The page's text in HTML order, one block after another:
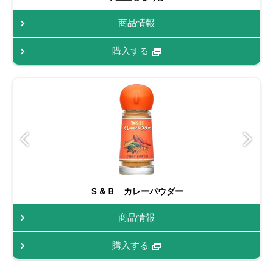
商品情報
購入する
Ｓ＆Ｂ カレーパウダー
商品情報
購入する